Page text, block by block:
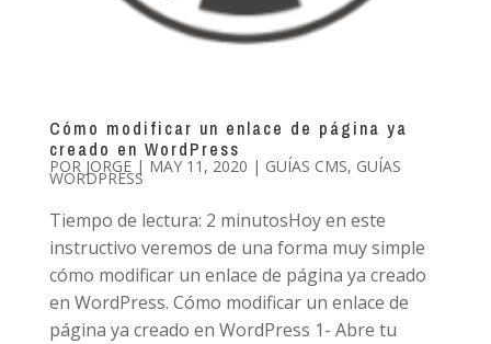
Cómo modificar un enlace de página ya
creado en WordPress
POR JORGE| MAY 11, 2020 | GUÍAS CMS, GUÍAS
WORDPRESS
Tiempo de lectura: 2 minutosHoy en este
instructivo veremos de una forma muy simple
cómo modificar un enlace de página ya creado
en WordPress. Cómo modificar un enlace de
página ya creado en WordPress 1- Abre tu